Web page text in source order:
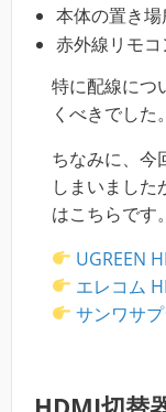
本体の置き
赤外線リモ
特に配線につ
くべきでした。
ちなみに、今
しまいました
はこちらです。
UGREEN
エレコム
サンワサ